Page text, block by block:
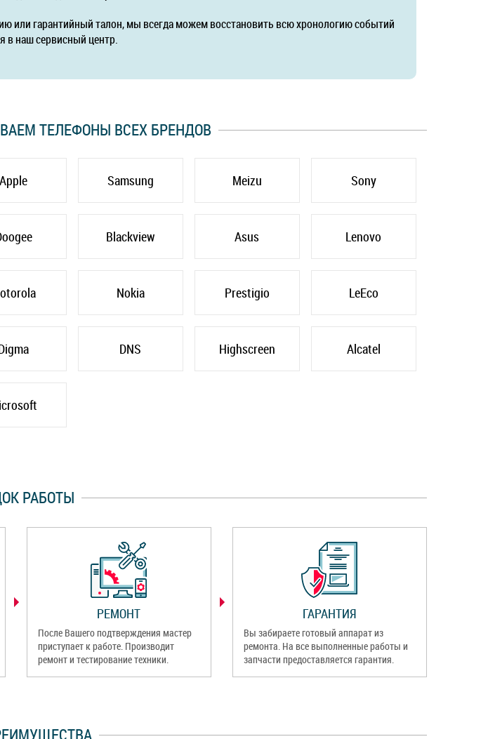
или гарантийный талон, мы всегда можем восстановить всю хронологию событий
в наш сервисный центр.
ТЕЛЕФОНЫ ВСЕХ БРЕНДОВ
Apple Samsung Meizu Sony
Blackview Asus Lenovo
Nokia Prestigio LeEco
DNS Highscreen Alcatel
РАБОТЫ
РЕМОНТ
После Вашего подтверждения мастер
приступает к работе. Производит
ремонт и тестирование техники.
ГАРАНТИЯ
Вы забираете готовый аппарат из
ремонта. На все выполненные работы и
запчасти предоставляется гарантия.